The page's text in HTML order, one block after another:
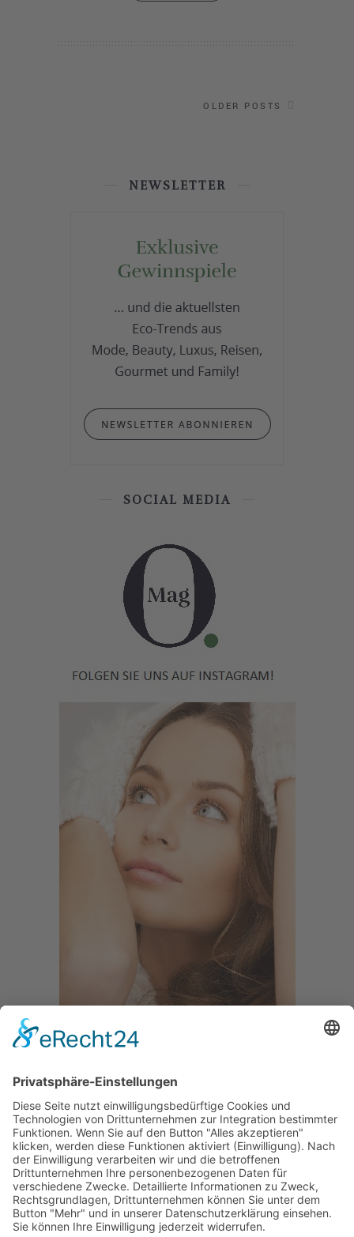
OLDER POSTS
NEWSLETTER
SOCIAL MEDIA